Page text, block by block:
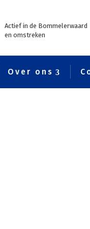
Actief in de Bommelerwaard
en omstreken
Over ons